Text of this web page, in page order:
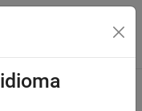
navegación